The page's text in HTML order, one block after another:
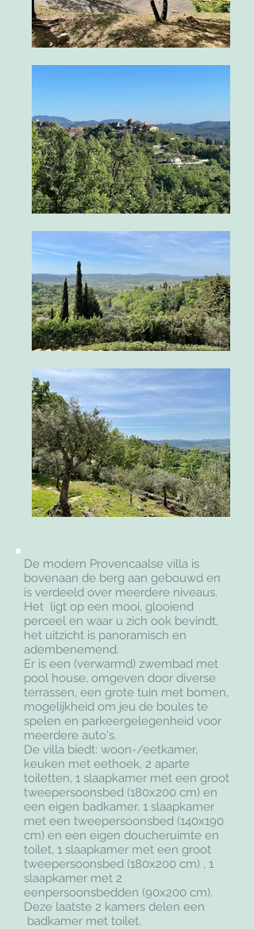
De modern Provencaalse villa is
bovenaan de berg aan gebouwd en
is verdeeld over meerdere niveaus.
Het ligt op een mooi, glooiend
perceel en waar u zich ook bevindt,
het uitzicht is panoramisch en
adembenemend.
Er is een (verwarmd) zwembad met
pool house, omgeven door diverse
terrassen, een grote tuin met bomen,
mogelijkheid om jeu de boules te
spelen en parkeergelegenheid voor
meerdere auto's.
De villa biedt: woon-/eetkamer,
keuken met eethoek, 2 aparte
toiletten, 1 slaapkamer met een groot
tweepersoonsbed (180x200 cm) en
een eigen badkamer, 1 slaapkamer
met een tweepersoonsbed (140x190
cm) en een eigen doucheruimte en
toilet, 1 slaapkamer met een groot
tweepersoonsbed (180x200 cm) , 1
slaapkamer met 2
eenpersoonsbedden (90x200 cm).
Deze laatste 2 kamers delen een
badkamer met toilet.